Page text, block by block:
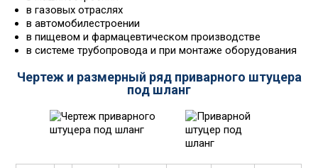
в газовых отраслях
в автомобилестроении
в пищевом и фармацевтическом производстве
в системе трубопровода и при монтаже оборудования
Чертеж и размерный ряд приварного штуцера
под шланг